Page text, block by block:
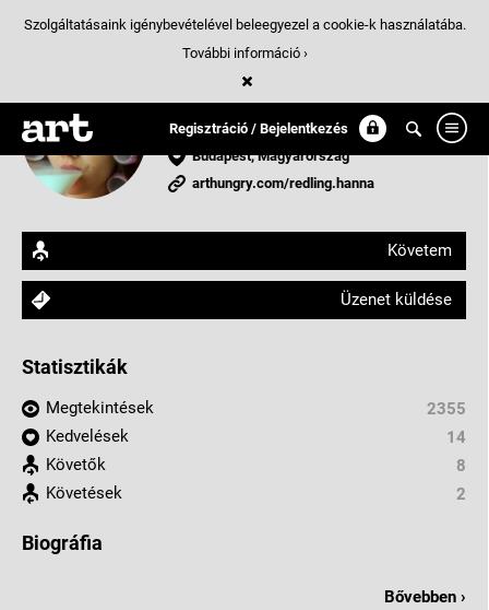
Regisztráció / Bejelentkezés
Rédling Hanna
fotográfus
Budapest, Magyarország
arthungry.com/redling.hanna
Követem
Üzenet küldése
Statisztikák
Megtekintések
2355
Kedvelések
14
Követők
8
Követések
2
Biográfia
Bővebben ›
Szolgáltatásaink igénybevételével beleegyezel a cookie-k használatába.
További információ ›